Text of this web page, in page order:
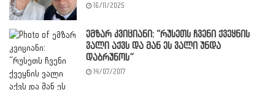
16/11/2025
ემზარ კვიციანი: “რუსეთს ჩვენი ქვეყნის
ვალი აქვს და მან ეს ვალი უნდა
დაბრუნოს”
14/07/2017